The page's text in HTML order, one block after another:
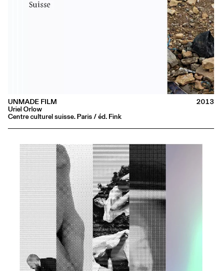
UNMADE FILM
Uriel Orlow
Centre culturel suisse. Paris / éd. Fink
2013